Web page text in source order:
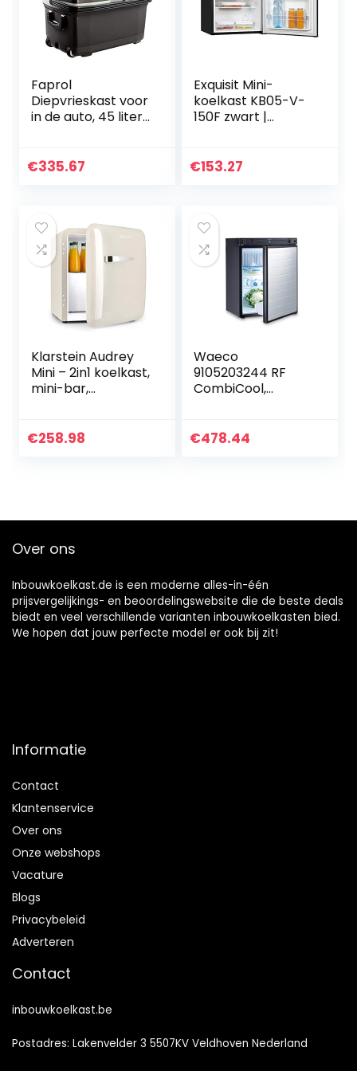
Homes Office
kampeerder,
kelder, kantoor
(Zwart)
Faprol
Diepvrieskast voor
in de auto, 45 liter,
handvat en wielen,
€335.67
Exquisit Mini-
koelkast KB05-V-
150F zwart |
€153.27
Klarstein Audrey
Mini – 2in1 koelkast,
mini-bar,
compressiekoeling
room
€258.98
Waeco
9105203244 RF
CombiCool,
€478.44
Over ons
Inbouwkoelkast.de is een moderne alles-in-één
prijsvergelijkings- en beoordelingswebsite die de beste deals
biedt en veel verschillende varianten inbouwkoelkasten bied.
We hopen dat jouw perfecte model er ook bij zit!
Informatie
Contact
Klantenservice
Over ons
Onze webshops
Vacature
Blogs
Privacybeleid
Adverteren
Contact
inbouwkoelkast.be
Postadres: Lakenvelder 3 5507KV Veldhoven Nederland